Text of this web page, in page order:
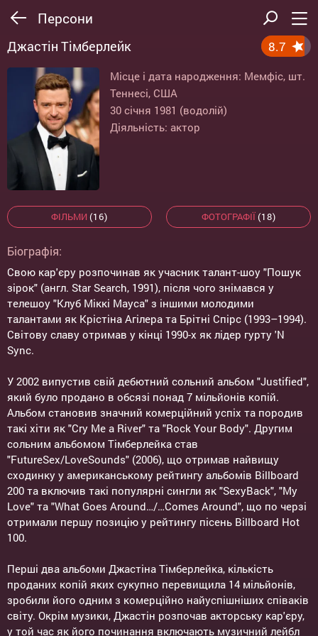
Персони
Джастін Тімберлейк 8.7
Місце і дата народження: Мемфіс, шт.
Теннесі, США
30 січня 1981 (водолій)
Діяльність: актор
ФІЛЬМИ (16) ФОТОГРАФІЇ(18)
Біографія:
Свою кар'єру розпочинав як учасник талант-шоу "Пошук
зірок" (англ. Star Search, 1991), після чого знімався у
телешоу "Клуб Міккі Мауса" з іншими молодими
талантами як Крістіна Агілера та Брітні Спірс (1993–1994).
Світову славу отримав у кінці 1990-х як лідер гурту 'N
Sync.
У 2002 випустив свій дебютний сольний альбом "Justified",
який було продано в обсязі понад 7 мільйонів копій.
Альбом становив значний комерційний успіх та породив
такі хіти як "Cry Me a River" та "Rock Your Body". Другим
сольним альбомом Тімберлейка став
"FutureSex/LoveSounds" (2006), що отримав найвищу
сходинку у американському рейтингу альбомів Billboard
200 та включив такі популярні сингли як "SexyBack", "My
Love" та "What Goes Around…/…Comes Around", що по черзі
отримали першу позицію у рейтингу пісень Billboard Hot
100.
Перші два альбоми Джастіна Тімберлейка, кількість
проданих копій яких сукупно перевищила 14 мільйонів,
зробили його одним з комерційно найуспішніших співаків
світу. Окрім музики, Джастін розпочав акторську кар'єру,
у той час як його починання включають музичний лейбл